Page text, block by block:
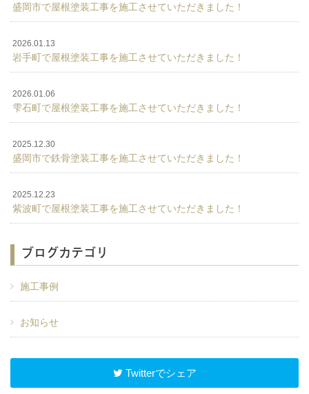
盛岡市で屋根塗装工事を施工させていただきました！
2026.01.13
岩手町で屋根塗装工事を施工させていただきました！
2026.01.06
雫石町で屋根塗装工事を施工させていただきました！
2025.12.30
盛岡市で鉄骨塗装工事を施工させていただきました！
2025.12.23
紫波町で屋根塗装工事を施工させていただきました！
ブログカテゴリ
施工事例
お知らせ
Twitterでシェア